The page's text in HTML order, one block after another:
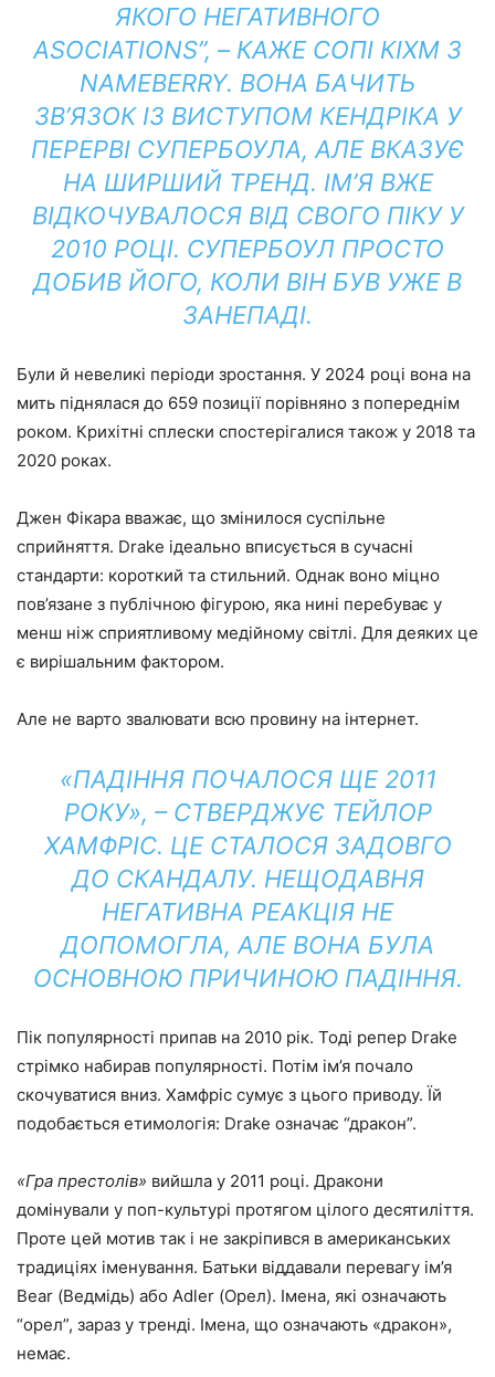
ЯКОГО НЕГАТИВНОГО
ASOCIATIONS”, – КАЖЕ СОПІ КІХМ З
NAMEBERRY. ВОНА БАЧИТЬ
ЗВ’ЯЗОК ІЗ ВИСТУПОМ КЕНДРІКА У
ПЕРЕРВІ СУПЕРБОУЛА, АЛЕ ВКАЗУЄ
НА ШИРШИЙ ТРЕНД. ІМ’Я ВЖЕ
ВІДКОЧУВАЛОСЯ ВІД СВОГО ПІКУ У
2010 РОЦІ. СУПЕРБОУЛ ПРОСТО
ДОБИВ ЙОГО, КОЛИ ВІН БУВ УЖЕ В
ЗАНЕПАДІ.
Були й невеликі періоди зростання. У 2024 році вона на
мить піднялася до 659 позиції порівняно з попереднім
роком. Крихітні сплески спостерігалися також у 2018 та
2020 роках.
Джен Фікара вважає, що змінилося суспільне
сприйняття. Drake ідеально вписується в сучасні
стандарти: короткий та стильний. Однак воно міцно
пов’язане з публічною фігурою, яка нині перебуває у
менш ніж сприятливому медійному світлі. Для деяких це
є вирішальним фактором.
Але не варто звалювати всю провину на інтернет.
«ПАДІННЯ ПОЧАЛОСЯ ЩЕ 2011
РОКУ», – СТВЕРДЖУЄ ТЕЙЛОР
ХАМФРІС. ЦЕ СТАЛОСЯ ЗАДОВГО
ДО СКАНДАЛУ. НЕЩОДАВНЯ
НЕГАТИВНА РЕАКЦІЯ НЕ
ДОПОМОГЛА, АЛЕ ВОНА БУЛА
ОСНОВНОЮ ПРИЧИНОЮ ПАДІННЯ.
Пік популярності припав на 2010 рік. Тоді репер Drake
стрімко набирав популярності. Потім ім’я почало
скочуватися вниз. Хамфріс сумує з цього приводу. Їй
подобається етимологія: Drake означає “дракон”.
«Гра престолів» вийшла у 2011 році. Дракони
домінували у поп-культурі протягом цілого десятиліття.
Проте цей мотив так і не закріпився в американських
традиціях іменування. Батьки віддавали перевагу ім’я
Bear (Ведмідь) або Adler (Орел). Імена, які означають
“орел”, зараз у тренді. Імена, що означають «дракон»,
немає.